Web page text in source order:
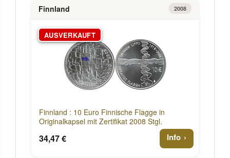
Finnland 2008
AUSVERKAUFT
Finnland : 10 Euro Finnische Flagge in
Originalkapsel mit Zertifikat 2008 Stgl.
34,47 € Info